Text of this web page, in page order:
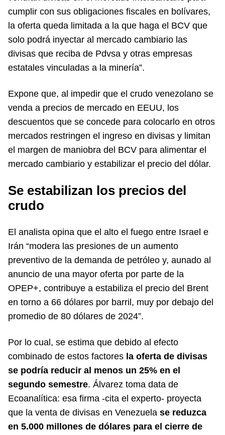
cumplir con sus obligaciones fiscales en bolívares,
la oferta queda limitada a la que haga el BCV que
solo podrá inyectar al mercado cambiario las
divisas que reciba de Pdvsa y otras empresas
estatales vinculadas a la minería”.
Expone que, al impedir que el crudo venezolano se
venda a precios de mercado en EEUU, los
descuentos que se concede para colocarlo en otros
mercados restringen el ingreso en divisas y limitan
el margen de maniobra del BCV para alimentar el
mercado cambiario y estabilizar el precio del dólar.
Se estabilizan los precios del
crudo
El analista opina que el alto el fuego entre Israel e
Irán “modera las presiones de un aumento
preventivo de la demanda de petróleo y, aunado al
anuncio de una mayor oferta por parte de la
OPEP+, contribuye a estabiliza el precio del Brent
en torno a 66 dólares por barril, muy por debajo del
promedio de 80 dólares de 2024”.
Por lo cual, se estima que debido al efecto
combinado de estos factores la oferta de divisas
se podría reducir al menos un 25% en el
segundo semestre. Álvarez toma data de
Ecoanalítica: esa firma -cita el experto- proyecta
que la venta de divisas en Venezuela se reduzca
en 5.000 millones de dólares para el cierre de